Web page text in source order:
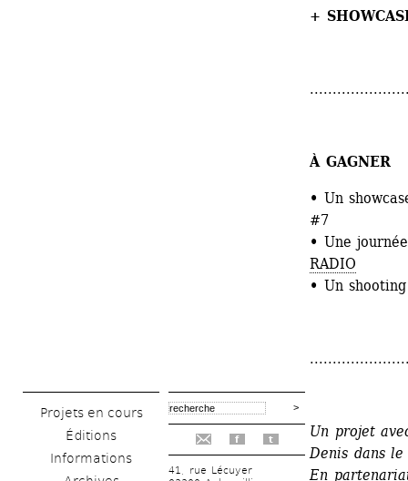
Projets en cours
Éditions
Informations
f t
41, rue Lécuyer
+
À GAGNER
• Un
#7
• Une
RADIO
• Un
Un projet
Denis dans
En